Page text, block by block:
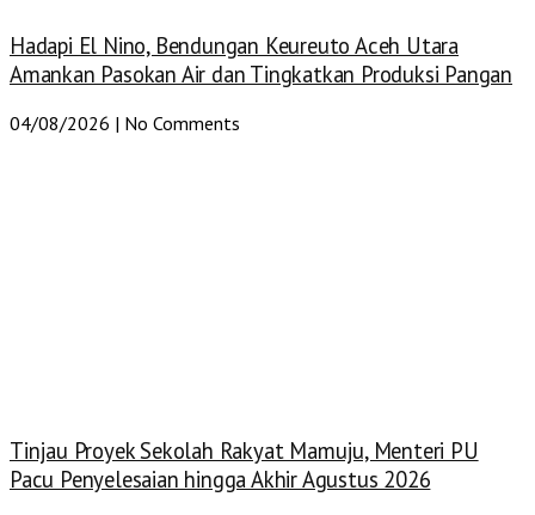
Hadapi El Nino, Bendungan Keureuto Aceh Utara
Amankan Pasokan Air dan Tingkatkan Produksi Pangan
04/08/2026 No Comments
Tinjau Proyek Sekolah Rakyat Mamuju, Menteri PU
Pacu Penyelesaian hingga Akhir Agustus 2026